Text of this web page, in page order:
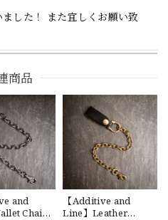
した！ また宜しくお願い致
発送ありがとうございました
ざいます。使わせて頂きま
ひと味違ってとてもいいと思
囲気があり、他とかぶらない
楽しみにしてます
商品
and
Chain
【Additive and
Line】Leather